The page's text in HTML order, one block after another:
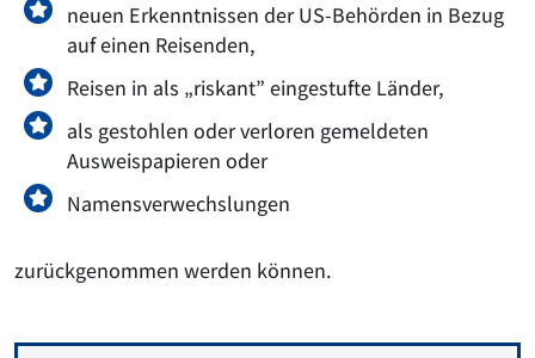
neuen Erkenntnissen der US-Behörden in Bezug
auf einen Reisenden,
Reisen in als „riskant” eingestufte Länder,
als gestohlen oder verloren gemeldeten
Ausweispapieren oder
Namensverwechslungen
zurückgenommen werden können.